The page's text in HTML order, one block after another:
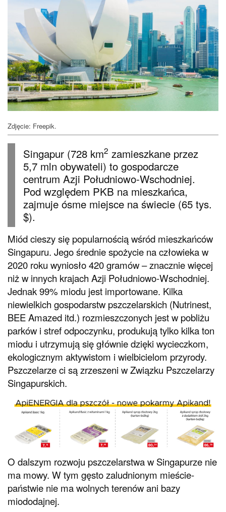
Zdjęcie: Freepik.
Singapur (728 km2 zamieszkane przez
5,7 mln obywateli) to gospodarcze
centrum Azji Południowo-Wschodniej.
Pod względem PKB na mieszkańca,
zajmuje ósme miejsce na świecie (65 tys.
$).
Miód cieszy się popularnością wśród mieszkańców
Singapuru. Jego średnie spożycie na człowieka w
2020 roku wyniosło 420 gramów – znacznie więcej
niż w innych krajach Azji Południowo-Wschodniej.
Jednak 99% miodu jest importowane. Kilka
niewielkich gospodarstw pszczelarskich (Nutrinest,
BEE Amazed itd.) rozmieszczonych jest w pobliżu
parków i stref odpoczynku, produkują tylko kilka ton
miodu i utrzymują się głównie dzięki wycieczkom,
ekologicznym aktywistom i wielbicielom przyrody.
Pszczelarze ci są zrzeszeni w Związku Pszczelarzy
Singapurskich.
O dalszym rozwoju pszczelarstwa w Singapurze nie
ma mowy. W tym gęsto zaludnionym mieście-
państwie nie ma wolnych terenów ani bazy
miododajnej.